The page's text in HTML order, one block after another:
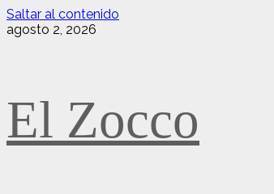
Saltar al contenido
agosto 2, 2026
El Zocco